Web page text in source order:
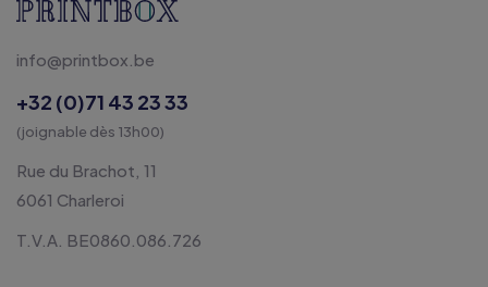
info@printbox.be
+32 (0)71 43 23 33
(joignable dès 13h00)
Rue du Brachot, 11
6061 Charleroi
T.V.A. BE0860.086.726